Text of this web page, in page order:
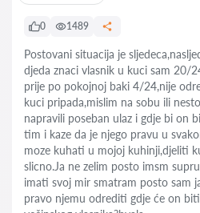
0 1489
Postovani situacija je
djeda znaci vlasnik u kuci sam 20/
prije po pokojnoj baki 4/24,nije
kuci pripada,mislim na sobu ili
napravili poseban ulaz i gdje bi on
tim i kaze da je njego pravu u
moze kuhati u mojoj kuhinji,djeliti
slicno.Ja ne zelim posto imsm
imati svoj mir smatram posto sam
pravo njemu odrediti gdje će on